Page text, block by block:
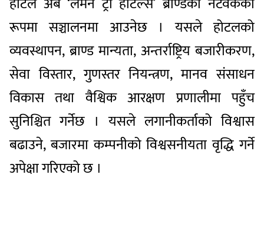
रूपमा सञ्चालनमा आउनेछ । यसले होटलको
व्यवस्थापन, ब्राण्ड मान्यता, अन्तर्राष्ट्रिय बजारीकरण,
सेवा विस्तार, गुणस्तर नियन्त्रण, मानव संसाधन
विकास तथा वैश्विक आरक्षण प्रणालीमा पहुँच
सुनिश्चित गर्नेछ । यसले लगानीकर्ताको विश्वास
बढाउने, बजारमा कम्पनीको विश्वसनीयता वृद्धि गर्ने
अपेक्षा गरिएको छ ।